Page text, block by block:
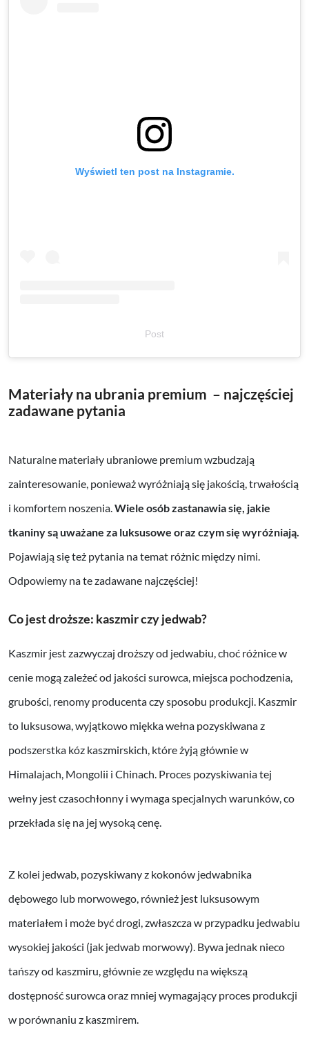
Wyświetl ten post na Instagramie.
Post
Materiały na ubrania premium – najczęściej
zadawane pytania
Naturalne materiały ubraniowe premium wzbudzają
zainteresowanie, ponieważ wyróżniają się jakością, trwałością
i komfortem noszenia.Wiele osób zastanawia się, jakie
tkaniny są uważane za luksusowe oraz czym się wyróżniają.
Pojawiają się też pytania na temat różnic między nimi.
Odpowiemy na te zadawane najczęściej!
Co jest droższe: kaszmir czy jedwab?
Kaszmir jest zazwyczaj droższy od jedwabiu, choć różnice w
cenie mogą zależeć od jakości surowca, miejsca pochodzenia,
grubości, renomy producenta czy sposobu produkcji. Kaszmir
to luksusowa, wyjątkowo miękka wełna pozyskiwana z
podszerstka kóz kaszmirskich, które żyją głównie w
Himalajach, Mongolii i Chinach. Proces pozyskiwania tej
wełny jest czasochłonny i wymaga specjalnych warunków, co
przekłada się na jej wysoką cenę.
Z kolei jedwab, pozyskiwany z kokonów jedwabnika
dębowego lub morwowego, również jest luksusowym
materiałem i może być drogi, zwłaszcza w przypadku jedwabiu
wysokiej jakości (jak jedwab morwowy). Bywa jednak nieco
tańszy od kaszmiru, głównie ze względu na większą
dostępność surowca oraz mniej wymagający proces produkcji
w porównaniu z kaszmirem.